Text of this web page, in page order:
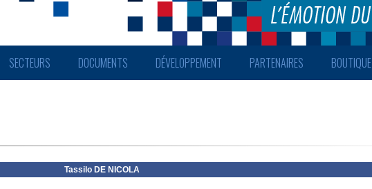
SECTEURS DOCUMENTS DÉVELOPPEMENT PARTENAIRES BOUTIQUE
Tassilo DE NICOLA